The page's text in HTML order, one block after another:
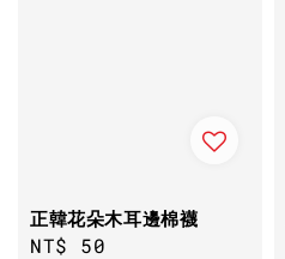
正韓花朵木耳邊棉襪
Regular
NT$ 50